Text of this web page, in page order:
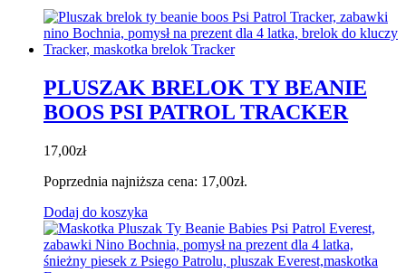
PLUSZAK BRELOK TY BEANIE
BOOS PSI PATROL TRACKER
17,00zł
Poprzednia najniższa cena: 17,00zł.
Dodaj do koszyka